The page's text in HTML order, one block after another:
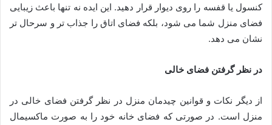
کنسول یا قفسه را روی دیوار قرار دهید. این ایده نه تنها باعث زیبایی
فضای منزل شما می شود، بلکه فضای اتاق را جذاب تر و سرحال تر
نشان می دهد.
در نظر گرفتن فضای خالی
از دیگر نکات و قوانین چیدمان منزل در نظر گرفتن فضای خالی در
منزل است. در صورتی که فضای خانه خود را به صورت ماکسیمال